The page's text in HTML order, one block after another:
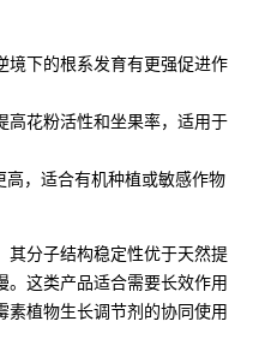
境下的根系发育有更强促进作
高花粉活性和坐果率，适用于
高，适合有机种植或敏感作物
其分子结构稳定性优于天然提
。这类产品适合需要长效作用
素植物生长调节剂 的协同使用